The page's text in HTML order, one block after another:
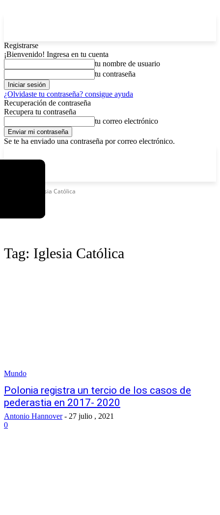
Registrarse
¡Bienvenido! Ingresa en tu cuenta
tu nombre de usuario
tu contraseña
¿Olvidaste tu contraseña? consigue ayuda
Recuperación de contraseña
Recupera tu contraseña
tu correo electrónico
Se te ha enviado una contraseña por correo electrónico.
Iglesia Católica
Tag: Iglesia Católica
Mundo
Polonia registra un tercio de los casos de
pederastia en 2017- 2020
Antonio Hannover - 27 julio , 2021
0